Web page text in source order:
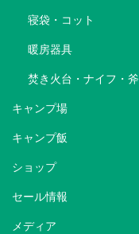
寝袋・コット
暖房器具
焚き火台・ナイフ・斧
キャンプ場
キャンプ飯
ショップ
セール情報
メディア